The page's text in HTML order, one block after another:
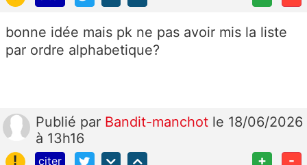
bonne idée mais pk ne pas avoir mis la liste
par ordre alphabetique?
Publié par Bandit-manchot le 18/06/2026
à 13h16
!
citer + -